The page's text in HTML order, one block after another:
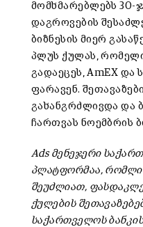
მომხმარებლებს 30-
დაგროვების
ბიზნესის მიერ
პლუს ქულას,
გადაეცეს, AmEX და
ფარავენ.
გახანგრძლივდა და
ჩართვას ნოემბრის
Ads მენეჯერი
პლატფორმაა,
შეუძლიათ,
ქულების
საქართველოს